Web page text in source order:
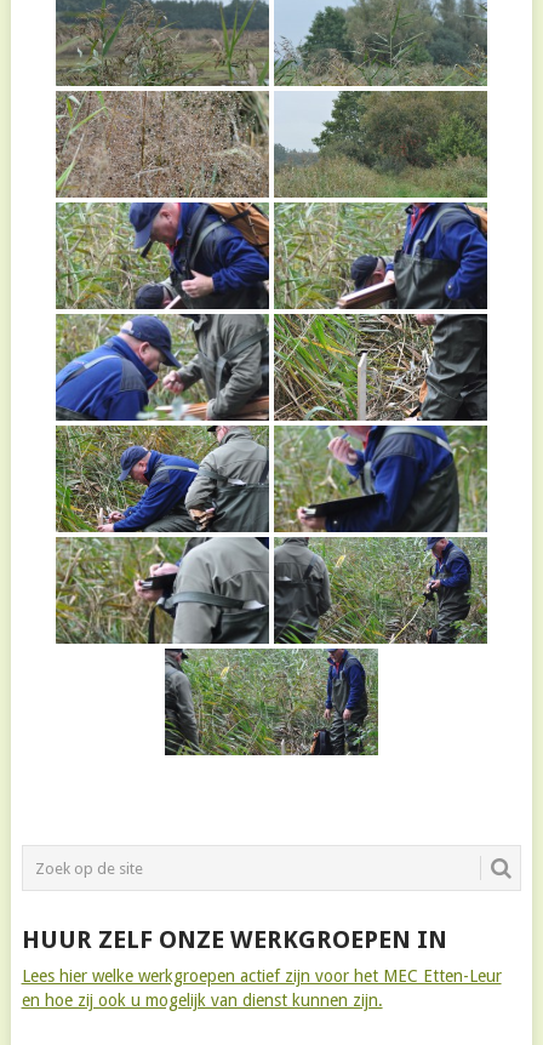
HUUR ZELF ONZE WERKGROEPEN IN
Lees hier welke werkgroepen actief zijn voor het MEC Etten-Leur
en hoe zij ook u mogelijk van dienst kunnen zijn.